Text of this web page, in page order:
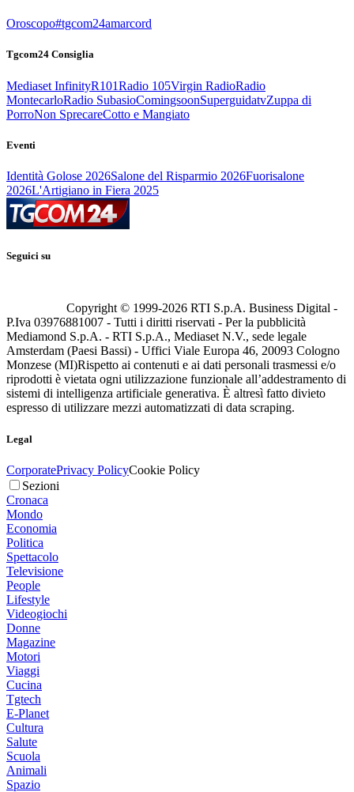
Oroscopo#tgcom24amarcord
Tgcom24 Consiglia
Mediaset InfinityR101Radio 105Virgin RadioRadio
MontecarloRadio SubasioComingsoonSuperguidatvZuppa di
PorroNon SprecareCotto e Mangiato
Eventi
Identità Golose 2026Salone del Risparmio 2026Fuorisalone
2026L'Artigiano in Fiera 2025
Seguici su
Copyright © 1999-2026 RTI S.p.A. Business Digital -
P.Iva 03976881007 - Tutti i diritti riservati - Per la pubblicità
Mediamond S.p.A. - RTI S.p.A., Mediaset N.V., sede legale
Amsterdam (Paesi Bassi) - Uffici Viale Europa 46, 20093 Cologno
Monzese (MI)Rispetto ai contenuti e ai dati personali trasmessi e/o
riprodotti è vietata ogni utilizzazione funzionale all’addestramento di
sistemi di intelligenza artificiale generativa. È altresì fatto divieto
espresso di utilizzare mezzi automatizzati di data scraping.
Legal
CorporatePrivacy PolicyCookie Policy
Sezioni
Cronaca
Mondo
Economia
Politica
Spettacolo
Televisione
People
Lifestyle
Videogiochi
Donne
Magazine
Motori
Viaggi
Cucina
Tgtech
E-Planet
Cultura
Salute
Scuola
Animali
Spazio